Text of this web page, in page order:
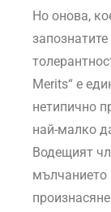
Но онова,
Merits“ е
нетипично
най-малко
Водещият
мълчанието